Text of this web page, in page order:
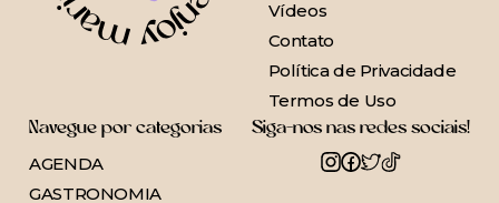
Vídeos
Contato
Política de Privacidade
Termos de Uso
Navegue por categorias
AGENDA
GASTRONOMIA
Siga-nos nas redes sociais!